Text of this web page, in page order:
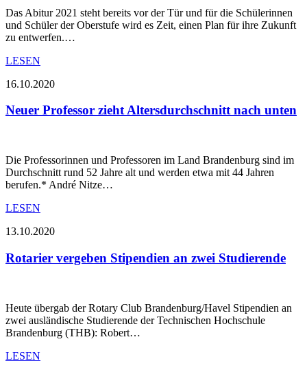
Das Abitur 2021 steht bereits vor der Tür und für die Schülerinnen
und Schüler der Oberstufe wird es Zeit, einen Plan für ihre Zukunft
zu entwerfen.…
LESEN
16.10.2020
Neuer Professor zieht Altersdurchschnitt nach unten
Die Professorinnen und Professoren im Land Brandenburg sind im
Durchschnitt rund 52 Jahre alt und werden etwa mit 44 Jahren
berufen.* André Nitze…
LESEN
13.10.2020
Rotarier vergeben Stipendien an zwei Studierende
Heute übergab der Rotary Club Brandenburg/Havel Stipendien an
zwei ausländische Studierende der Technischen Hochschule
Brandenburg (THB): Robert…
LESEN